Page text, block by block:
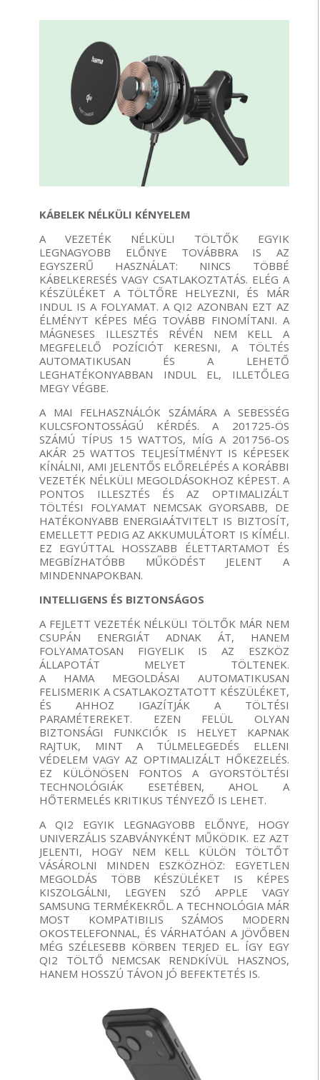
KÁBELEK NÉLKÜLI KÉNYELEM
A VEZETÉK NÉLKÜLI TÖLTŐK EGYIK
LEGNAGYOBB ELŐNYE TOVÁBBRA IS AZ
EGYSZERŰ HASZNÁLAT: NINCS TÖBBÉ
KÁBELKERESÉS VAGY CSATLAKOZTATÁS. ELÉG A
KÉSZÜLÉKET A TÖLTŐRE HELYEZNI, ÉS MÁR
INDUL IS A FOLYAMAT. A QI2 AZONBAN EZT AZ
ÉLMÉNYT KÉPES MÉG TOVÁBB FINOMÍTANI. A
MÁGNESES ILLESZTÉS RÉVÉN NEM KELL A
MEGFELELŐ POZÍCIÓT KERESNI, A TÖLTÉS
AUTOMATIKUSAN ÉS A LEHETŐ
LEGHATÉKONYABBAN INDUL EL, ILLETŐLEG
MEGY VÉGBE.
A MAI FELHASZNÁLÓK SZÁMÁRA A SEBESSÉG
KULCSFONTOSSÁGÚ KÉRDÉS. A 201725-ÖS
SZÁMÚ TÍPUS 15 WATTOS, MÍG A 201756-OS
AKÁR 25 WATTOS TELJESÍTMÉNYT IS KÉPESEK
KÍNÁLNI, AMI JELENTŐS ELŐRELÉPÉS A KORÁBBI
VEZETÉK NÉLKÜLI MEGOLDÁSOKHOZ KÉPEST. A
PONTOS ILLESZTÉS ÉS AZ OPTIMALIZÁLT
TÖLTÉSI FOLYAMAT NEMCSAK GYORSABB, DE
HATÉKONYABB ENERGIAÁTVITELT IS BIZTOSÍT,
EMELLETT PEDIG AZ AKKUMULÁTORT IS KÍMÉLI.
EZ EGYÚTTAL HOSSZABB ÉLETTARTAMOT ÉS
MEGBÍZHATÓBB MŰKÖDÉST JELENT A
MINDENNAPOKBAN.
INTELLIGENS ÉS BIZTONSÁGOS
A FEJLETT VEZETÉK NÉLKÜLI TÖLTŐK MÁR NEM
CSUPÁN ENERGIÁT ADNAK ÁT, HANEM
FOLYAMATOSAN FIGYELIK IS AZ ESZKÖZ
ÁLLAPOTÁT MELYET TÖLTENEK.
A HAMA MEGOLDÁSAI AUTOMATIKUSAN
FELISMERIK A CSATLAKOZTATOTT KÉSZÜLÉKET,
ÉS AHHOZ IGAZÍTJÁK A TÖLTÉSI
PARAMÉTEREKET. EZEN FELÜL OLYAN
BIZTONSÁGI FUNKCIÓK IS HELYET KAPNAK
RAJTUK, MINT A TÚLMELEGEDÉS ELLENI
VÉDELEM VAGY AZ OPTIMALIZÁLT HŐKEZELÉS.
EZ KÜLÖNÖSEN FONTOS A GYORSTÖLTÉSI
TECHNOLÓGIÁK ESETÉBEN, AHOL A
HŐTERMELÉS KRITIKUS TÉNYEZŐ IS LEHET.
A QI2 EGYIK LEGNAGYOBB ELŐNYE, HOGY
UNIVERZÁLIS SZABVÁNYKÉNT MŰKÖDIK. EZ AZT
JELENTI, HOGY NEM KELL KÜLÖN TÖLTŐT
VÁSÁROLNI MINDEN ESZKÖZHÖZ: EGYETLEN
MEGOLDÁS TÖBB KÉSZÜLÉKET IS KÉPES
KISZOLGÁLNI, LEGYEN SZÓ APPLE VAGY
SAMSUNG TERMÉKEKRŐL. A TECHNOLÓGIA MÁR
MOST KOMPATIBILIS SZÁMOS MODERN
OKOSTELEFONNAL, ÉS VÁRHATÓAN A JÖVŐBEN
MÉG SZÉLESEBB KÖRBEN TERJED EL. ÍGY EGY
QI2 TÖLTŐ NEMCSAK RENDKÍVÜL HASZNOS,
HANEM HOSSZÚ TÁVON JÓ BEFEKTETÉS IS.